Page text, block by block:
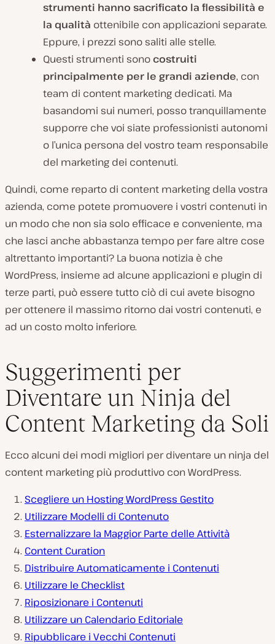
strumenti hanno sacrificato la flessibilità e
la qualità ottenibile con applicazioni separate.
Eppure, i prezzi sono saliti alle stelle.
Questi strumenti sono costruiti
principalmente per le grandi aziende, con
team di content marketing dedicati. Ma
basandomi sui numeri, posso tranquillamente
supporre che voi siate professionisti autonomi
o l’unica persona del vostro team responsabile
del marketing dei contenuti.
Quindi, come reparto di content marketing della vostra
azienda, come potete promuovere i vostri contenuti in
un modo che non sia solo efficace e conveniente, ma
che lasci anche abbastanza tempo per fare altre cose
altrettanto importanti? La buona notizia è che
WordPress, insieme ad alcune applicazioni e plugin di
terze parti, può essere tutto ciò di cui avete bisogno
per ottenere il massimo ritorno dai vostri contenuti, e
ad un costo molto inferiore.
Suggerimenti per
Diventare un Ninja del
Content Marketing da Soli
Ecco alcuni dei modi migliori per diventare un ninja del
content marketing più produttivo con WordPress.
Scegliere un Hosting WordPress Gestito
Utilizzare Modelli di Contenuto
Esternalizzare la Maggior Parte delle Attività
Content Curation
Distribuire Automaticamente i Contenuti
Utilizzare le Checklist
Riposizionare i Contenuti
Utilizzare un Calendario Editoriale
Ripubblicare i Vecchi Contenuti